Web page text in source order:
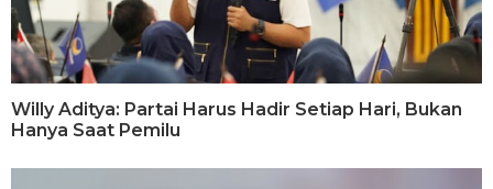
Willy Aditya: Partai Harus Hadir Setiap Hari, Bukan
Hanya Saat Pemilu